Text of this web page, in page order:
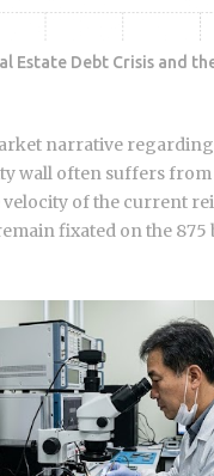
like cards, so losing
that mix. Your debt-
DTI itself isn't a factor
loan affordability,
reads as favorable to
early closure more than...
Estate Debt Crisis and
narrative
wall often suffers from
velocity of the current
fixated on the 875
a transition phase
stress; it is
point increase in
shift in the
valuations from the new
logic of this crisis is